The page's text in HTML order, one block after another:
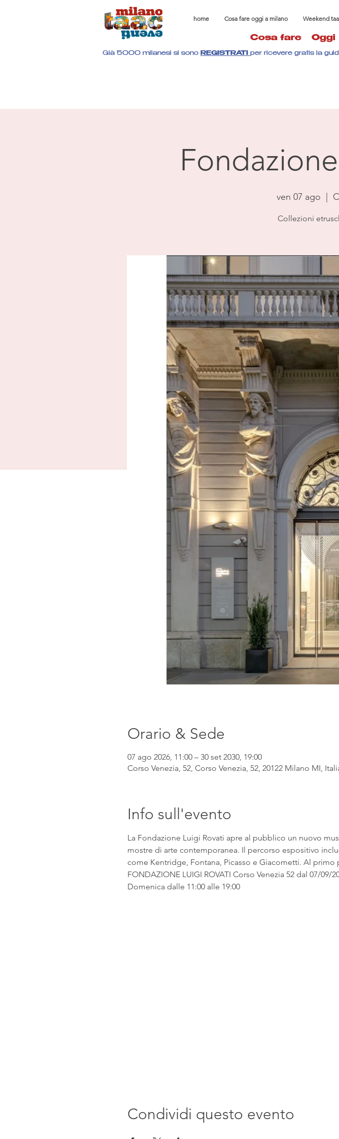
home Cosa fare oggi a milano Weekend
Cosa fare
Già 5000 milanesi si sono REGISTRATI per ricevere gratis la
ven 07 ago
Collezioni
Orario & Sede
07 ago 2026, 11:00 – 30 set 2030, 19:00
Corso Venezia, 52, Corso Venezia, 52, 20122 Milano MI,
Info sull'evento
La Fondazione Luigi Rovati apre al pubblico un nuovo
mostre di arte contemporanea. Il percorso espositivo
come Kentridge, Fontana, Picasso e Giacometti. Al
FONDAZIONE LUIGI ROVATI Corso Venezia 52 dal 07/
Domenica dalle 11:00 alle 19:00
Condividi questo evento